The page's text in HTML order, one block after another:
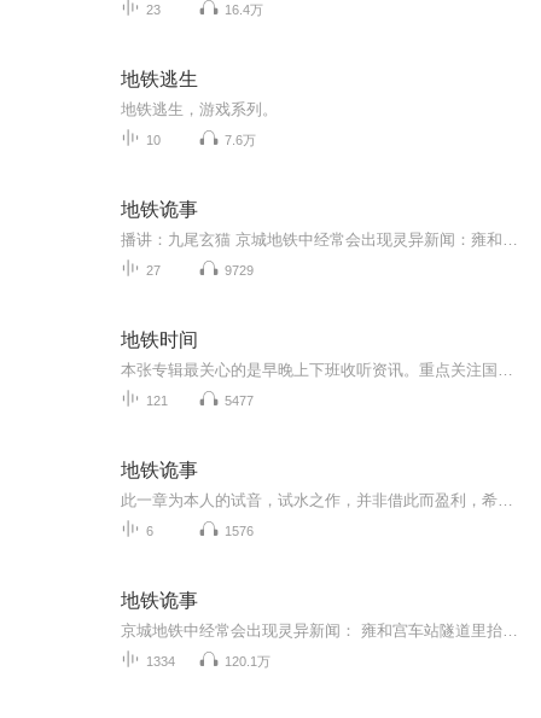
23 16.4万
地铁逃生
地铁逃生，游戏系列。
10 7.6万
地铁诡事
27 9729
地铁时间
121 5477
地铁诡事
6 1576
地铁诡事
1334 120.1万